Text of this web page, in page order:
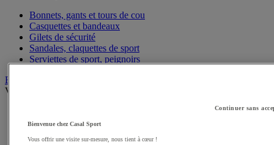
Bonnets, gants et tours de cou
Casquettes et bandeaux
Gilets de sécurité
Sandales, claquettes de sport
Serviettes de sport, peignoirs
Bagagerie
Voir tous les produits
Sacs à dos
Continuer sans
Bienvenue chez Casal Sport
Vous offrir une visite sur-mesure, nous tient à cœur !